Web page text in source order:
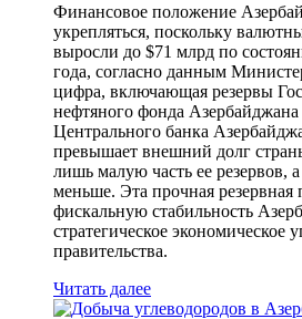
Финансовое положение
укрепляться, поскольку
выросли до $71 млрд по
года, согласно данным
цифра, включающая резервы
нефтяного фонда
Центрального банка
превышает внешний долг
лишь малую часть ее резервов,
меньше. Эта прочная резервная
фискальную стабильность
стратегическое экономическое
правительства.
Читать далее